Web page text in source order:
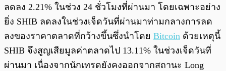
ลดลง 2.21% ในช่วง 24 ชั่วโมงที่ผ่านมา โดยเฉพาะอย่าง
ยิ่ง SHIB ลดลงในช่วงเจ็ดวันที่ผ่านมาท่ามกลางการลด
ลงของราคาตลาดที่กว้างขึ้นซึ่งนำโดย Bitcoin ด้วยเหตุนี้
SHIB จึงสูญเสียมูลค่าตลาดไป 13.11% ในช่วงเจ็ดวันที่
ผ่านมา เนื่องจากนักเทรดยังคงออกจากสถานะ Long